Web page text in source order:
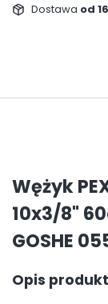
Dostawa od
Wężyk
10x3/8"
GOSHE
Opis